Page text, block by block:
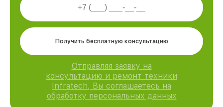
Получить бесплатную консультацию
Отправляя заявку на
консультацию и ремонт техники
Infratech, Вы соглашаетесь на
обработку персональных данных